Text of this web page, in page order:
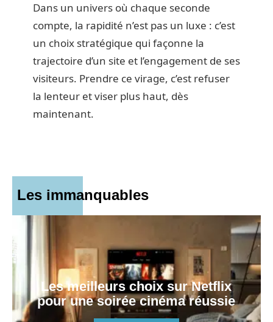
Dans un univers où chaque seconde
compte, la rapidité n’est pas un luxe : c’est
un choix stratégique qui façonne la
trajectoire d’un site et l’engagement de ses
visiteurs. Prendre ce virage, c’est refuser
la lenteur et viser plus haut, dès
maintenant.
Les immanquables
Les meilleurs choix sur Netflix
pour une soirée cinéma réussie